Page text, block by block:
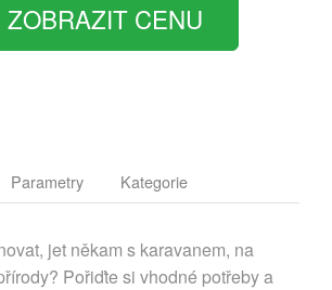
ZOBRAZIT CENU
Parametry Kategorie
jet někam s karavanem, na
Pořiďte si vhodné potřeby a